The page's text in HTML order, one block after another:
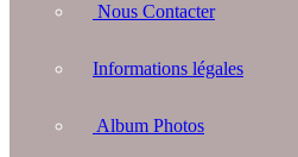
Nous Contacter
Informations légales
Album Photos